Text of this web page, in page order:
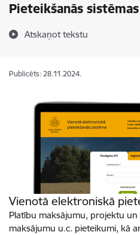
Pieteikšanās
Atskaņot tekstu
Publicēts: 28.11.2024.
Vienotā elektroniskā
Platību maksājumu, projektu un
maksājumu u.c. pieteikumi, kā